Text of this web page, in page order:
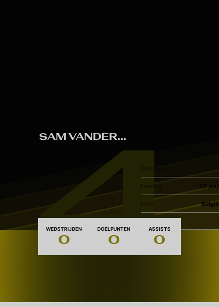
4
SAM VANDERHALLEN
22 jaar
België
WEDSTRIJDEN
0
DOELPUNTEN
0
ASSISTS
0